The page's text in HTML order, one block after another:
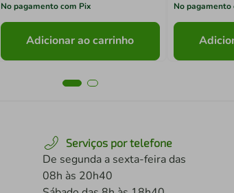
No pagamento com Pix
Adicionar ao carrinho
No pagamento
Serviços por telefone
De segunda a sexta-feira das
08h às 20h40